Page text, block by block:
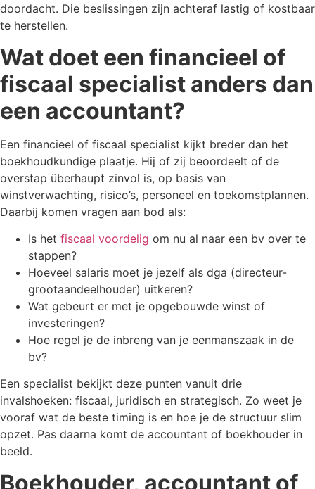
doordacht. Die beslissingen zijn achteraf lastig of kostbaar
te herstellen.
Wat doet een financieel of
fiscaal specialist anders dan
een accountant?
Een financieel of fiscaal specialist kijkt breder dan het
boekhoudkundige plaatje. Hij of zij beoordeelt of de
overstap überhaupt zinvol is, op basis van
winstverwachting, risico’s, personeel en toekomstplannen.
Daarbij komen vragen aan bod als:
Is het fiscaal voordelig om nu al naar een bv over te
stappen?
Hoeveel salaris moet je jezelf als dga (directeur-
grootaandeelhouder) uitkeren?
Wat gebeurt er met je opgebouwde winst of
investeringen?
Hoe regel je de inbreng van je eenmanszaak in de
bv?
Een specialist bekijkt deze punten vanuit drie
invalshoeken: fiscaal, juridisch en strategisch. Zo weet je
vooraf wat de beste timing is en hoe je de structuur slim
opzet. Pas daarna komt de accountant of boekhouder in
beeld.
Boekhouder, accountant of